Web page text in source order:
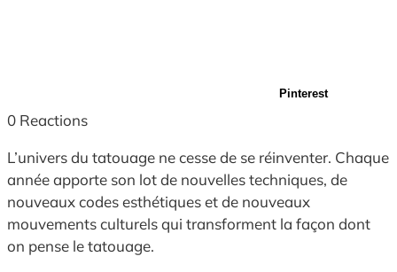
Pinterest
0 Reactions
L’univers du tatouage ne cesse de se réinventer. Chaque
année apporte son lot de nouvelles techniques, de
nouveaux codes esthétiques et de nouveaux
mouvements culturels qui transforment la façon dont
on pense le tatouage.